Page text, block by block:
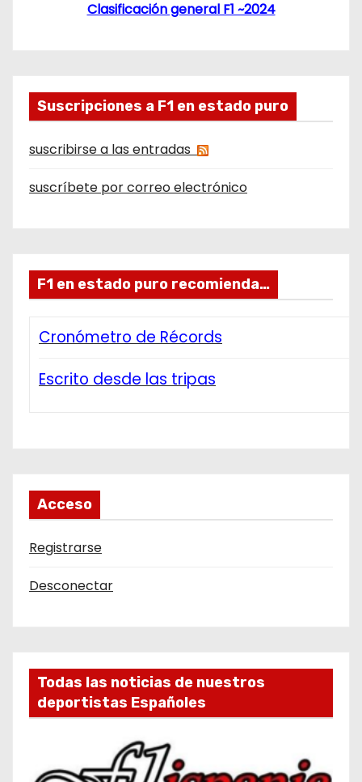
Clasificación general F1 ~2024
Suscripciones a F1 en estado puro
suscribirse a las entradas
suscríbete por correo electrónico
F1 en estado puro recomienda…
Cronómetro de Récords
Escrito desde las tripas
Acceso
Registrarse
Desconectar
Todas las noticias de nuestros
deportistas Españoles